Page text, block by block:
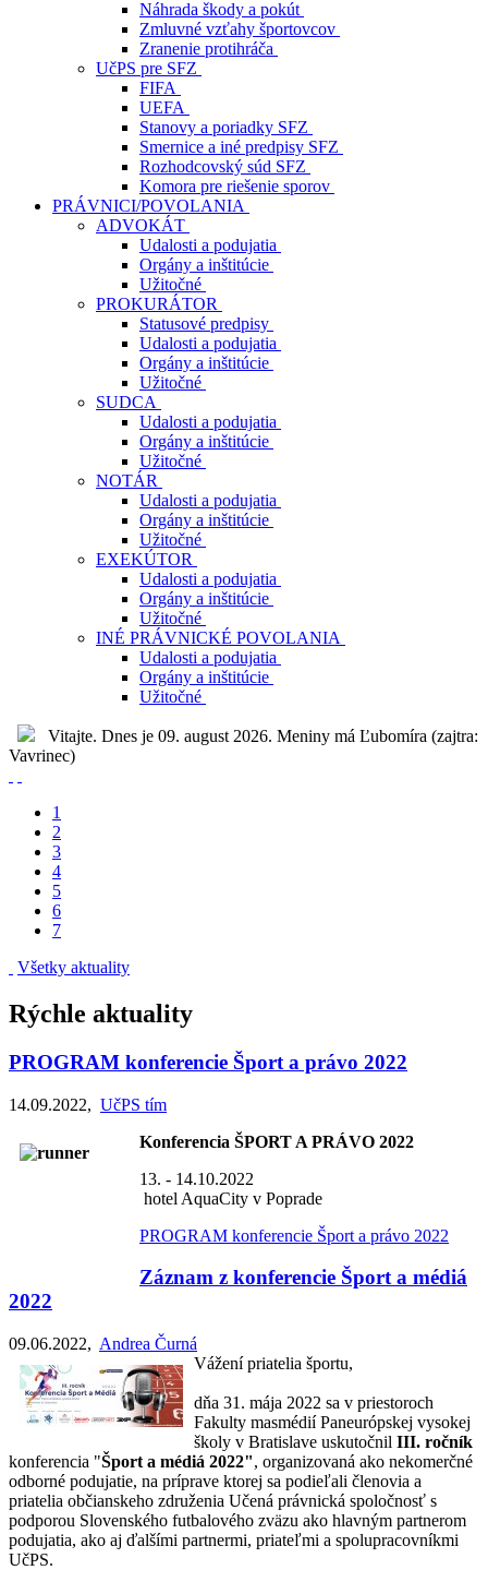
Náhrada škody a pokút
Zmluvné vzťahy športovcov
Zranenie protihráča
UčPS pre SFZ
FIFA
UEFA
Stanovy a poriadky SFZ
Smernice a iné predpisy SFZ
Rozhodcovský súd SFZ
Komora pre riešenie sporov
PRÁVNICI/POVOLANIA
ADVOKÁT
Udalosti a podujatia
Orgány a inštitúcie
Užitočné
PROKURÁTOR
Statusové predpisy
Udalosti a podujatia
Orgány a inštitúcie
Užitočné
SUDCA
Udalosti a podujatia
Orgány a inštitúcie
Užitočné
NOTÁR
Udalosti a podujatia
Orgány a inštitúcie
Užitočné
EXEKÚTOR
Udalosti a podujatia
Orgány a inštitúcie
Užitočné
INÉ PRÁVNICKÉ POVOLANIA
Udalosti a podujatia
Orgány a inštitúcie
Užitočné
Vitajte. Dnes je 09. august 2026. Meniny má Ľubomíra (zajtra:
Vavrinec)
1
2
3
4
5
6
7
Všetky aktuality
Rýchle aktuality
PROGRAM konferencie Šport a právo 2022
14.09.2022, UčPS tím
Konferencia ŠPORT A PRÁVO 2022
13. - 14.10.2022
hotel AquaCity v Poprade
PROGRAM konferencie Šport a právo 2022
Záznam z konferencie Šport a médiá
2022
09.06.2022, Andrea Čurná
Vážení priatelia športu,
dňa 31. mája 2022 sa v priestoroch
Fakulty masmédií Paneurópskej vysokej
školy v Bratislave uskutočnil III. ročník
konferencia "Šport a médiá 2022", organizovaná ako nekomerčné
odborné podujatie, na príprave ktorej sa podieľali členovia a
priatelia občianskeho združenia Učená právnická spoločnosť s
podporou Slovenského futbalového zväzu ako hlavným partnerom
podujatia, ako aj ďalšími partnermi, priateľmi a spolupracovníkmi
UčPS.